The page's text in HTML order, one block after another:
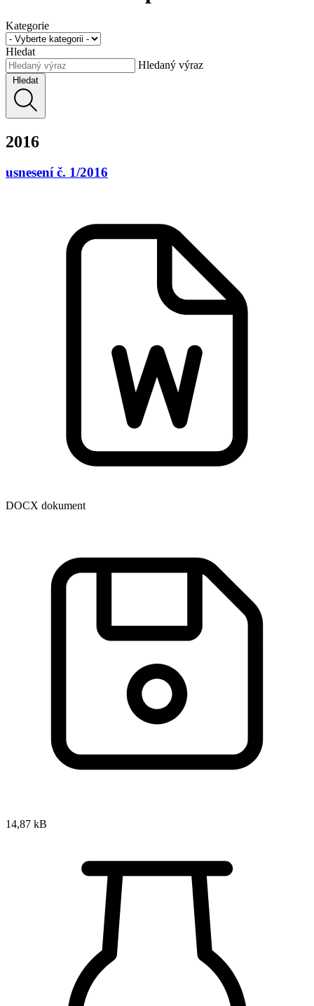
Kategorie
Hledat
Hledaný výraz
Hledat
2016
usnesení č. 1/2016
DOCX dokument
14,87 kB